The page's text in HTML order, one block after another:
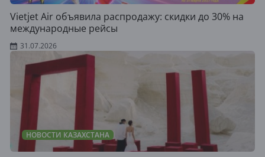
Vietjet Air объявила распродажу: скидки до 30% на
международные рейсы
31.07.2026
НОВОСТИ КАЗАХСТАНА